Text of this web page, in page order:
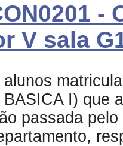
-
V sala
I) que
passada